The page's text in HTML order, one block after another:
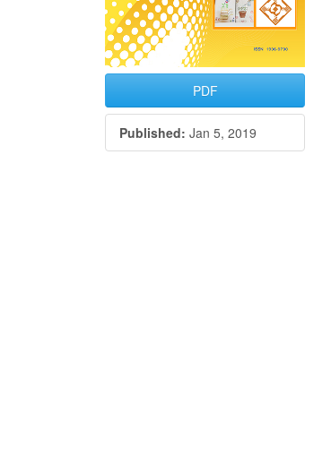
PDF
Published: Jan 5, 2019